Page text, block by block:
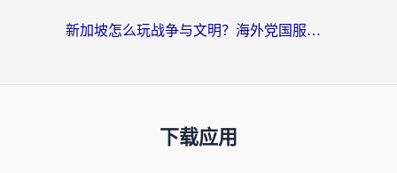
新加坡怎么玩战争与文明？海外党国服游戏加速器终极避坑指南
下载应用